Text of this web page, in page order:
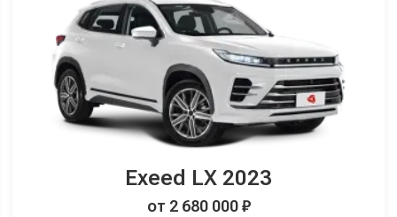
Exeed LX 2023
от 2 680 000 ₽